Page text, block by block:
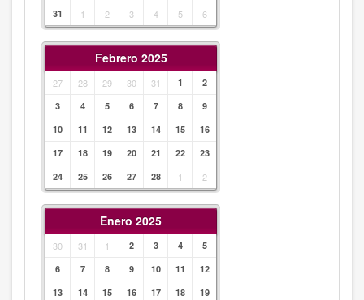
31
1 2 3 4 5 6
Febrero 2025
27 28 29 30 31 1
2
3
4 5 6 7 8
9
10
11 12 13 14 15
16
17
18 19 20 21 22
23
24
25 26 27 28 1 2
Enero 2025
30 31 1 2 3 4
5
6
7 8 9 10 11
12
13
14 15 16 17 18
19